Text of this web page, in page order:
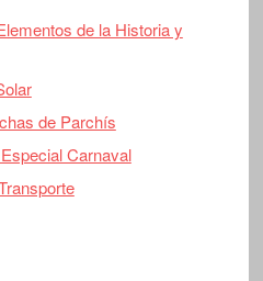
de la Historia y
de Parchís
Carnaval